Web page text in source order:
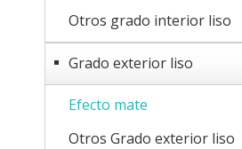
Otros grado interior liso
Grado exterior liso
Efecto mate
Otros Grado exterior liso